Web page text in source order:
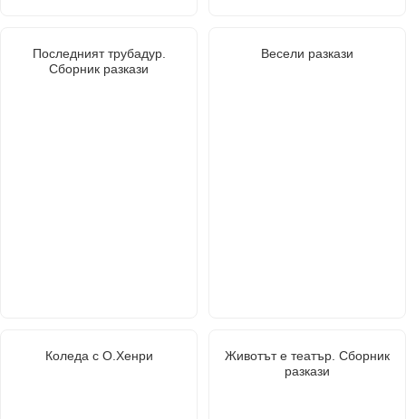
Последният трубадур.
Сборник разкази
Весели разкази
Коледа с О.Хенри
Животът е театър. Сборник
разкази